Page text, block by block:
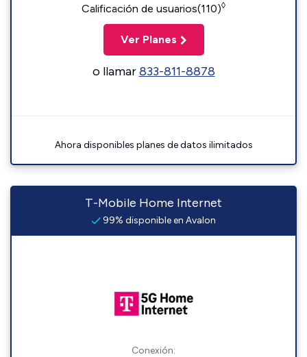
Calificación de usuarios(110)◊
Ver Planes
o llamar833-811-8878
Ahora disponibles planes de datos ilimitados
T-Mobile Home Internet
99% disponible en Avalon
Conexión: